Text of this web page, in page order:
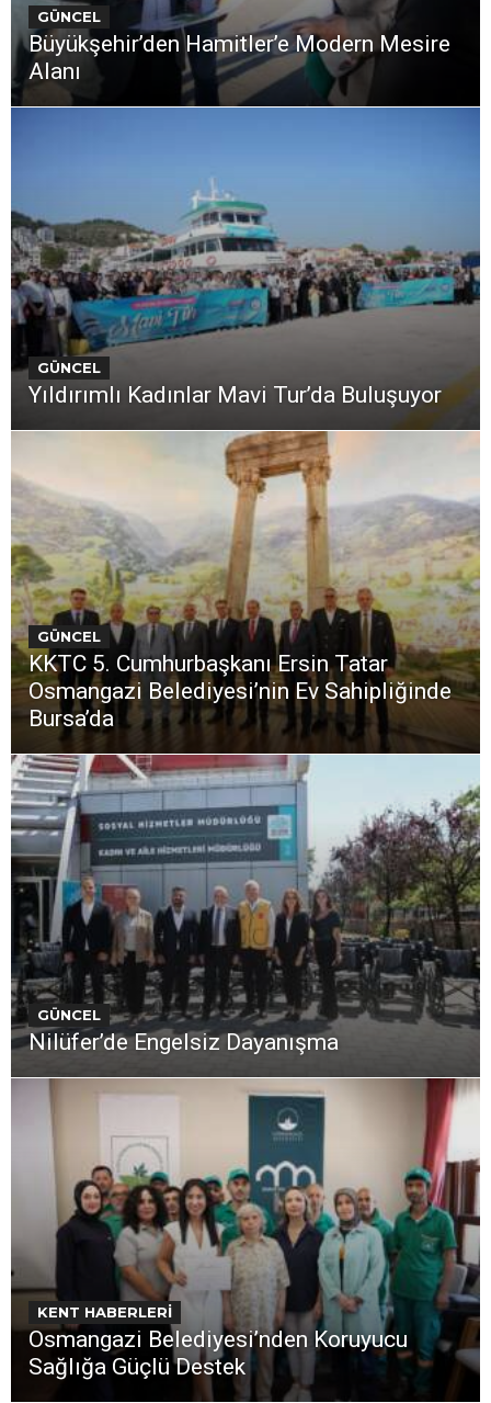
GÜNCEL
Büyükşehir’den Hamitler’e Modern Mesire
Alanı
GÜNCEL
Yıldırımlı Kadınlar Mavi Tur’da Buluşuyor
GÜNCEL
KKTC 5. Cumhurbaşkanı Ersin Tatar
Osmangazi Belediyesi’nin Ev Sahipliğinde
Bursa’da
GÜNCEL
Nilüfer’de Engelsiz Dayanışma
KENT HABERLERİ
Osmangazi Belediyesi’nden Koruyucu
Sağlığa Güçlü Destek